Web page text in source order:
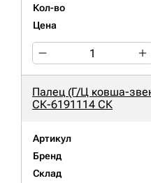
Кол-во
Цена
Палец (Г/Ц ковша-
СК-6191114 СК
Артикул
Бренд
Склад